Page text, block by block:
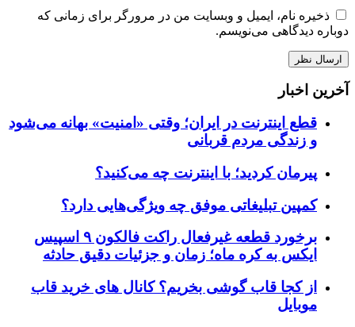
ذخیره نام، ایمیل و وبسایت من در مرورگر برای زمانی که
دوباره دیدگاهی می‌نویسم.
آخرین اخبار
قطع اینترنت در ایران؛ وقتی «امنیت» بهانه می‌شود
و زندگی مردم قربانی
پیرمان کردید؛ با اینترنت چه می‌کنید؟
کمپین تبلیغاتی موفق چه ویژگی‌هایی دارد؟
برخورد قطعه غیرفعال راکت فالکون ۹ اسپیس
ایکس به کره ماه؛ زمان و جزئیات دقیق حادثه
از کجا قاب گوشی بخریم؟ کانال های خرید قاب
موبایل